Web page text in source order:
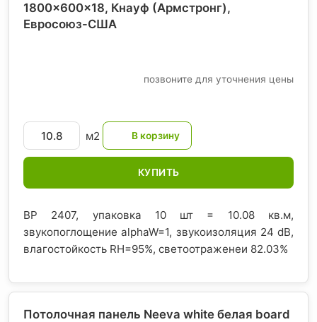
1800x600x18, Кнауф (Армстронг),
Евросоюз-США
позвоните для уточнения цены
м2
КУПИТЬ
BP 2407, упаковка 10 шт = 10.08 кв.м,
звукопоглощение alphaW=1, звукоизоляция 24 dB,
влагостойкость RH=95%, светоотраженеи 82.03%
Потолочная панель Neeva white белая board